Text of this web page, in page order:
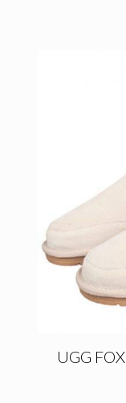
מגפי האגג דגם נוימל פרווה UGG FOX